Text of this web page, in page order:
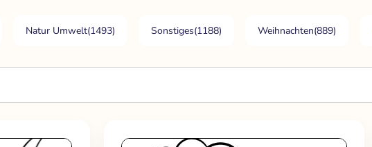
Natur Umwelt(1493) Sonstiges(1188) Weihnachten(889)